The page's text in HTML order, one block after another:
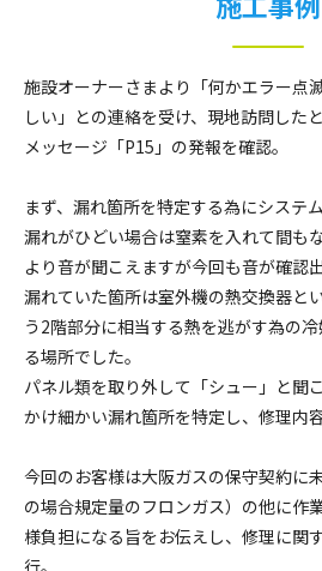
施設オーナーさまより「何かエラー点
しい」との連絡を受け、現地訪問した
メッセージ「P15」の発報を確認。
まず、漏れ箇所を特定する為にシステ
漏れがひどい場合は窒素を入れて間も
より音が聞こえますが今回も音が確認
漏れていた箇所は室外機の熱交換器と
う2階部分に相当する熱を逃がす為の
る場所でした。
パネル類を取り外して「シュー」と聞
かけ細かい漏れ箇所を特定し、修理内
今回のお客様は大阪ガスの保守契約に
の場合規定量のフロンガス）の他に作
様負担になる旨をお伝えし、修理に関
行。